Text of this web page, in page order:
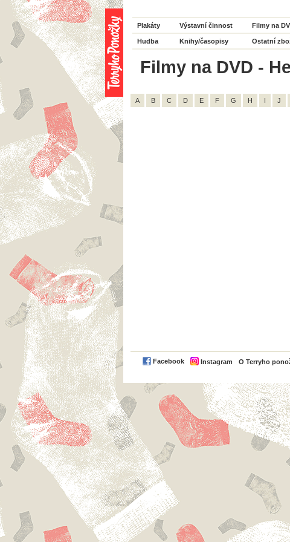
Plakáty Výstavní činnost Filmy na
Hudba Knihy/časopisy Ostatní
Filmy na DVD -
A B C D E F G H I J
Facebook Instagram O Terryho